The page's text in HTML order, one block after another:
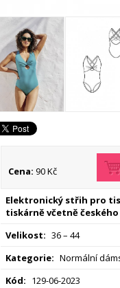
Cena: 90 Kč
Elektronický střih pro
tiskárně včetně českého
Velikost: 36 – 44
Kategorie: Normální
Kód: 129-06-2023